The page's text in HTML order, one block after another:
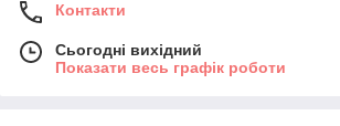
Контакти
Сьогодні вихідний
Показати весь графік роботи